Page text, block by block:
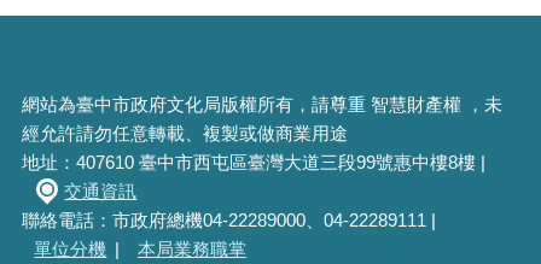
網站為臺中市政府文化局版權所有，請尊重 智慧財產權 ，未
經允許請勿任意轉載、複製或做商業用途
地址：407610 臺中市西屯區臺灣大道三段99號惠中樓8樓 |
交通資訊
聯絡電話：市政府總機04-22289000、04-22289111 |
單位分機 | 本局業務職掌